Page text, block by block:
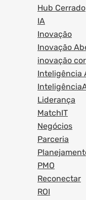
Hub Cerrado
IA
Inovação
Inovação
inovação
Inteligência
Liderança
MatchIT
Negócios
Parceria
PMO
Reconectar
ROI